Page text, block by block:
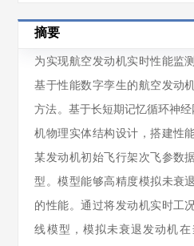
摘要
为实现航空发动机实时性能监
基于性能数字孪生的航空发动
方法。基于长短期记忆循环神
机物理实体结构设计，搭建性
某发动机初始飞行架次飞参数
型。模型能够高精度模拟未衰
的性能。通过将发动机实时工
线模型，模拟未衰退发动机